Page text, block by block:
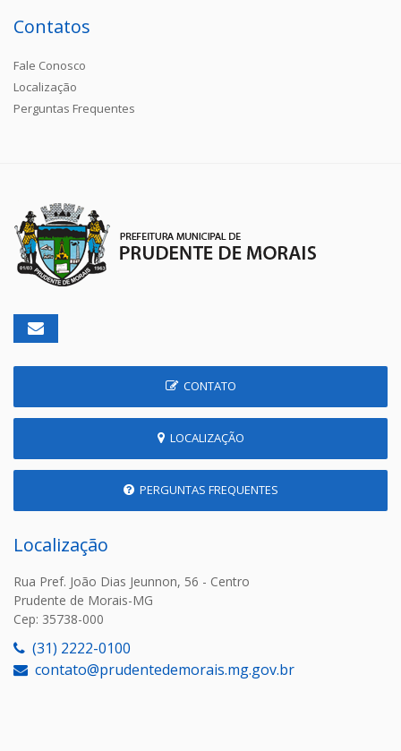
Contatos
Fale Conosco
Localização
Perguntas Frequentes
CONTATO
LOCALIZAÇÃO
PERGUNTAS FREQUENTES
Localização
Rua Pref. João Dias Jeunnon, 56 - Centro
Prudente de Morais-MG
Cep: 35738-000
(31) 2222-0100
contato@prudentedemorais.mg.gov.br